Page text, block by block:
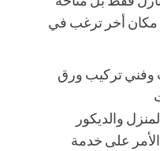
مكان أخر ترغب في
وفني تركيب ورق
والديكور
على خدمة